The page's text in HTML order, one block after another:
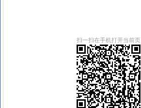
扫一扫在手机打开当前页